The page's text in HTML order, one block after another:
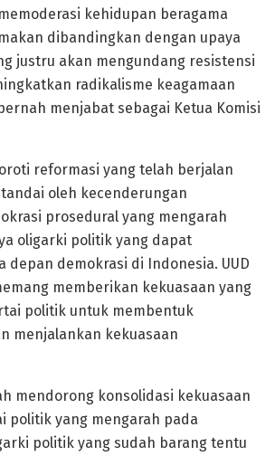
kehidupan beragama
dibandingkan dengan upaya
justru akan mengundang resistensi
radikalisme keagamaan
menjabat sebagai Ketua Komisi
reformasi yang telah berjalan
oleh kecenderungan
prosedural yang mengarah
oligarki politik yang dapat
depan demokrasi di Indonesia. UUD
memberikan kekuasaan yang
politik untuk membentuk
menjalankan kekuasaan
mendorong konsolidasi kekuasaan
politik yang mengarah pada
politik yang sudah barang tentu